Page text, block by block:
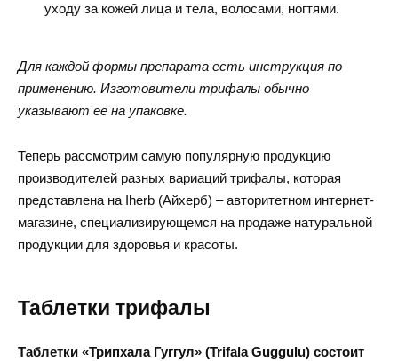
уходу за кожей лица и тела, волосами, ногтями.
Для каждой формы препарата есть инструкция по
применению. Изготовители трифалы обычно
указывают ее на упаковке.
Теперь рассмотрим самую популярную продукцию
производителей разных вариаций трифалы, которая
представлена на Iherb (Айхерб) – авторитетном интернет-
магазине, специализирующемся на продаже натуральной
продукции для здоровья и красоты.
Таблетки трифалы
Таблетки «Трипхала Гуггул» (Trifala Guggulu) состоит